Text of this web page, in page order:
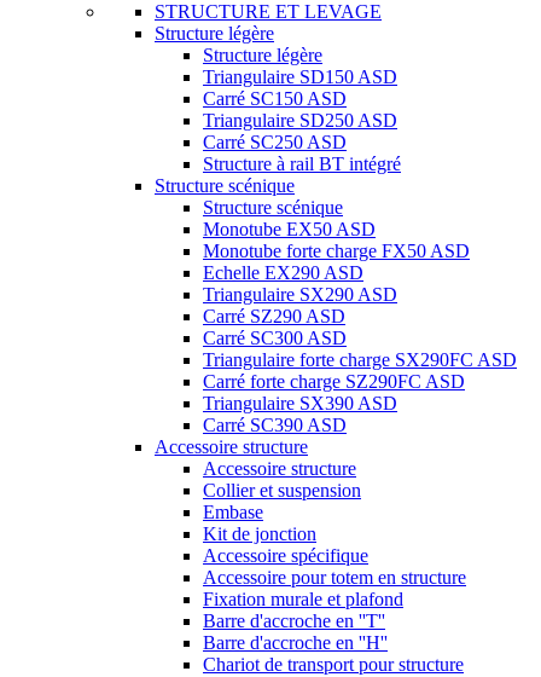
STRUCTURE ET LEVAGE
Structure légère
Structure légère
Triangulaire SD150 ASD
Carré SC150 ASD
Triangulaire SD250 ASD
Carré SC250 ASD
Structure à rail BT intégré
Structure scénique
Structure scénique
Monotube EX50 ASD
Monotube forte charge FX50 ASD
Echelle EX290 ASD
Triangulaire SX290 ASD
Carré SZ290 ASD
Carré SC300 ASD
Triangulaire forte charge SX290FC ASD
Carré forte charge SZ290FC ASD
Triangulaire SX390 ASD
Carré SC390 ASD
Accessoire structure
Accessoire structure
Collier et suspension
Embase
Kit de jonction
Accessoire spécifique
Accessoire pour totem en structure
Fixation murale et plafond
Barre d'accroche en ''T''
Barre d'accroche en ''H''
Chariot de transport pour structure